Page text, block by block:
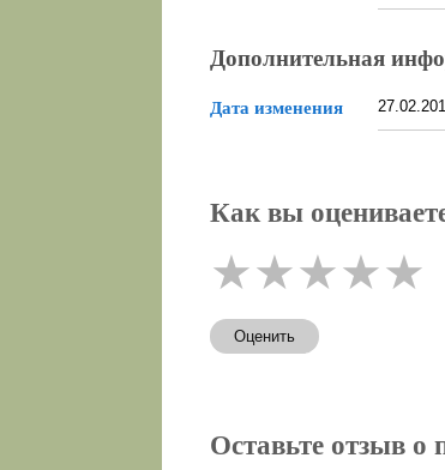
Дополнительная
Дата изменения
Как вы
★★★★★
Оценить
Оставьте отзыв о